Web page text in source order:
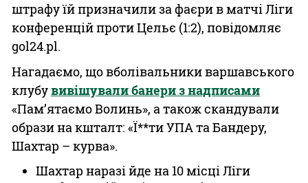
штрафу їй призначили за фаєри в матчі Ліги
конференцій проти Цельє (1:2), повідомляє
gol24.pl.
Нагадаємо, що вболівальники варшавського
клубувивішували банери з надписами
«Пам’ятаємо Волинь», а також скандували
образи на кшталт: «Ї**ти УПА та Бандеру,
Шахтар – курва».
Шахтар наразі йде на 10 місці Ліги